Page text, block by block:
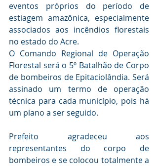
eventos próprios do período de
estiagem amazônica, especialmente
associados aos incêndios florestais
no estado do Acre.
O Comando Regional de Operação
Florestal será o 5º Batalhão de Corpo
de bombeiros de Epitaciolândia. Será
assinado um termo de operação
técnica para cada município, pois há
um plano a ser seguido.
Prefeito agradeceu aos
representantes do corpo de
bombeiros e se colocou totalmente a